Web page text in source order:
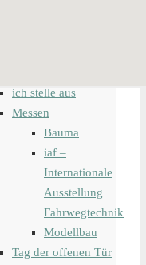
ich stelle aus
Messen
Bauma
iaf –
Internationale
Ausstellung
Fahrwegtechnik
Modellbau
Tag der offenen Tür